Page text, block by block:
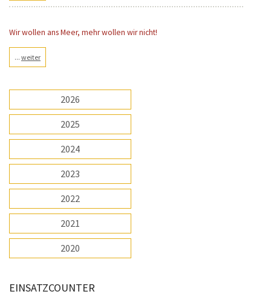
Wir wollen ans Meer, mehr wollen wir nicht!
... weiter
2026
2025
2024
2023
2022
2021
2020
EINSATZCOUNTER